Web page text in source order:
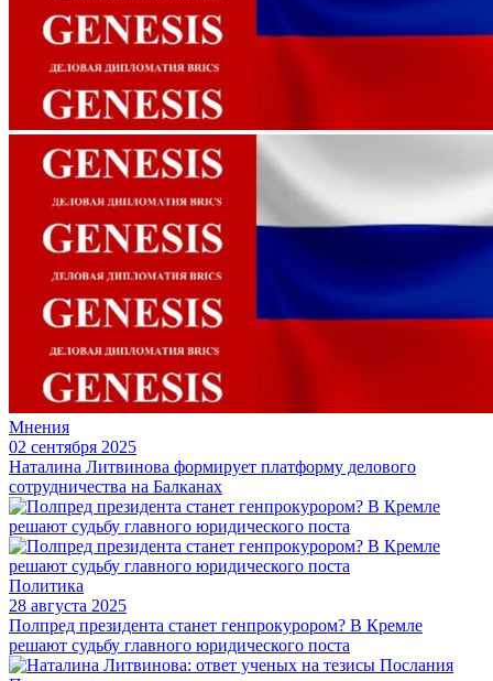
Мнения
02 сентября 2025
Наталина Литвинова формирует платформу делового
сотрудничества на Балканах
Политика
28 августа 2025
Полпред президента станет генпрокурором? В Кремле
решают судьбу главного юридического поста